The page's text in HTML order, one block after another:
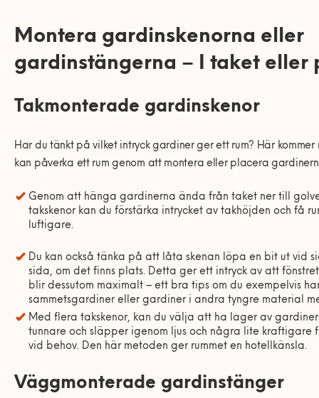
Montera gardinskenorna eller
gardinstängerna – I taket eller
Takmonterade gardinskenor
Har du tänkt på vilket intryck gardiner ger ett rum? Här
kan påverka ett rum genom att montera eller placera
Genom att hänga gardinerna ända från taket ner till
takskenor kan du förstärka intrycket av takhöjden och få
luftigare.
Du kan också tänka på att låta skenan löpa en bit ut vid
sida, om det finns plats. Detta ger ett intryck av att
blir dessutom maximalt – ett bra tips om du exempelvis
sammetsgardiner eller gardiner i andra tyngre material
Med flera takskenor, kan du välja att ha lager av
tunnare och släpper igenom ljus och några lite kraftigare
vid behov. Den här metoden ger rummet en hotellkänsla.
Väggmonterade gardinstänger